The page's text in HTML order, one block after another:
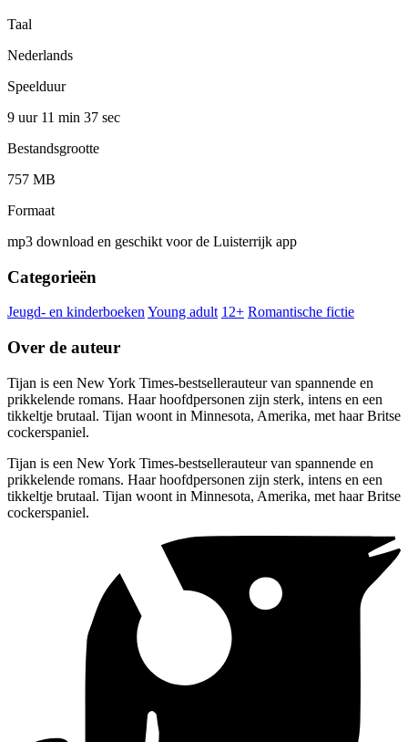
Taal
Nederlands
Speelduur
9 uur 11 min 37 sec
Bestandsgrootte
757 MB
Formaat
mp3 download en geschikt voor de Luisterrijk app
Categorieën
Jeugd- en kinderboeken Young adult 12+ Romantische fictie
Over de auteur
Tijan is een New York Times-bestsellerauteur van spannende en
prikkelende romans. Haar hoofdpersonen zijn sterk, intens en een
tikkeltje brutaal. Tijan woont in Minnesota, Amerika, met haar Britse
cockerspaniel.
Tijan is een New York Times-bestsellerauteur van spannende en
prikkelende romans. Haar hoofdpersonen zijn sterk, intens en een
tikkeltje brutaal. Tijan woont in Minnesota, Amerika, met haar Britse
cockerspaniel.